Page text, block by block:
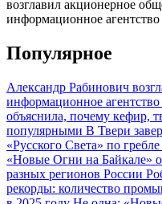
возглавил акционерное
информационное
Популярное
Александр Рабинович
информационное
объяснила, почему кефир,
популярными В Твери
«Русского Света» по
«Новые Огни на Байкале»
разных регионов России
рекорды: количество